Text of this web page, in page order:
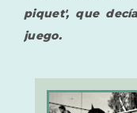
piquet', que
juego.